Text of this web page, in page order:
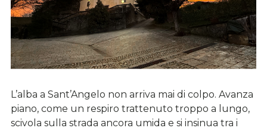
L’alba a Sant’Angelo non arriva mai di colpo. Avanza
piano, come un respiro trattenuto troppo a lungo,
scivola sulla strada ancora umida e si insinua tra i